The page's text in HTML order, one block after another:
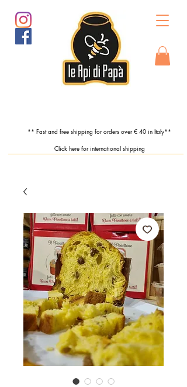
** Fast and free shipping for orders over € 40 in Italy**
Click here for international shipping